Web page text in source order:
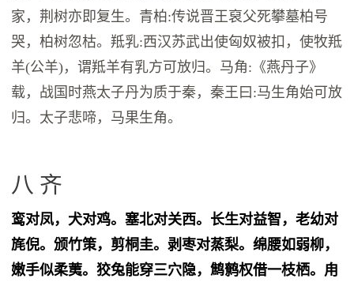
家，荆树亦即复生。青柏:传说晋王裒父死攀墓柏号
哭，柏树忽枯。羝乳:西汉苏武出使匈奴被扣，使牧羝
羊(公羊)，谓羝羊有乳方可放归。马角:《燕丹子》
载，战国时燕太子丹为质于秦，秦王曰:马生角始可放
归。太子悲啼，马果生角。
八 齐
鸾对凤，犬对鸡。塞北对关西。长生对益智，老幼对
旄倪。颁竹策，剪桐圭。剥枣对蒸梨。绵腰如弱柳，
嫩手似柔荑。狡兔能穿三穴隐，鹪鹩权借一枝栖。甪